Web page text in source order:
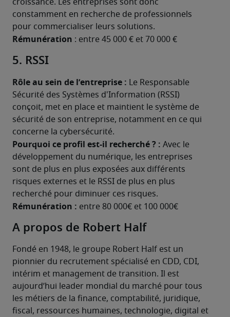
croissance. Les entreprises sont donc
constamment en recherche de professionnels
pour commercialiser leurs solutions.
Rémunération : entre 45 000 € et 70 000 €
5. RSSI
Rôle au sein de l’entreprise :
Le Responsable
Sécurité des Systèmes d'Information (RSSI)
conçoit, met en place et maintient le système de
sécurité de son entreprise, notamment en ce qui
concerne la cybersécurité.
Pourquoi ce profil est-il recherché ? : Avec le
développement du numérique, les entreprises
sont de plus en plus exposées aux différents
risques externes et le RSSI de plus en plus
recherché pour diminuer ces risques.
Rémunération : entre 80 000€ et 100 000€
A propos de Robert Half
Fondé en 1948, le groupe Robert Half est un
pionnier du recrutement spécialisé en CDD, CDI,
intérim et management de transition. Il est
aujourd’hui leader mondial du marché pour tous
les métiers de la finance, comptabilité, juridique,
fiscal, ressources humaines, technologie, digital et